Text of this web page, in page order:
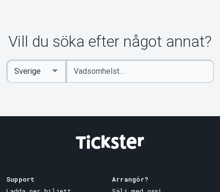
Vill du söka efter något annat?
Ange
sökord
Select
Country
Support
Arrangör?